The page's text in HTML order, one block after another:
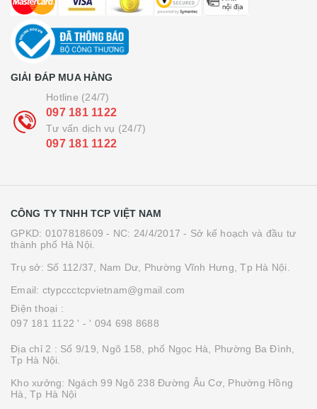
GIẢI ĐÁP MUA HÀNG
Hotline (24/7)
097 181 1122
Tư vấn dịch vụ (24/7)
097 181 1122
CÔNG TY TNHH TCP VIỆT NAM
GPKD: 0107818609 - NC: 24/4/2017 - Sở kế hoạch và đầu tư
thành phố Hà Nội.
Trụ sở: Số 112/37, Nam Dư, Phường Vĩnh Hưng, Tp Hà Nội.
Email: ctypccctcpvietnam@gmail.com
Điện thoại :
097 181 1122 ' - ' 094 698 8688
Địa chỉ 2 : Số 9/19, Ngõ 158, phố Ngọc Hà, Phường Ba Đình,
Tp Hà Nội.
Kho xưởng: Ngách 99 Ngõ 238 Đường Âu Cơ, Phường Hồng
Hà, Tp Hà Nội